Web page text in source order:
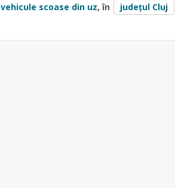
vehicule scoase din uz, în județul Cluj